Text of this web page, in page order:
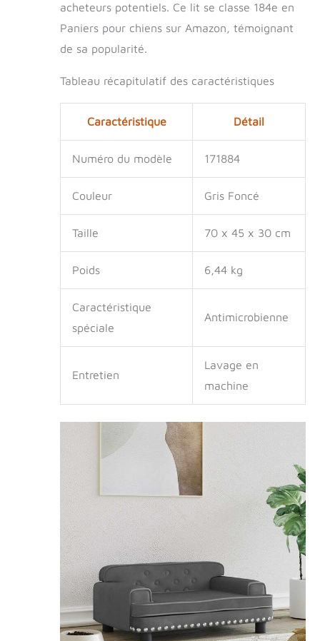
acheteurs potentiels. Ce lit se classe 184e en
Paniers pour chiens sur Amazon, témoignant
de sa popularité.
Tableau récapitulatif des caractéristiques
Caractéristique Détail
Numéro du modèle 171884
Couleur Gris Foncé
Taille 70 x 45 x 30 cm
Poids 6,44 kg
Caractéristique
spéciale
Antimicrobienne
Entretien
Lavage en
machine